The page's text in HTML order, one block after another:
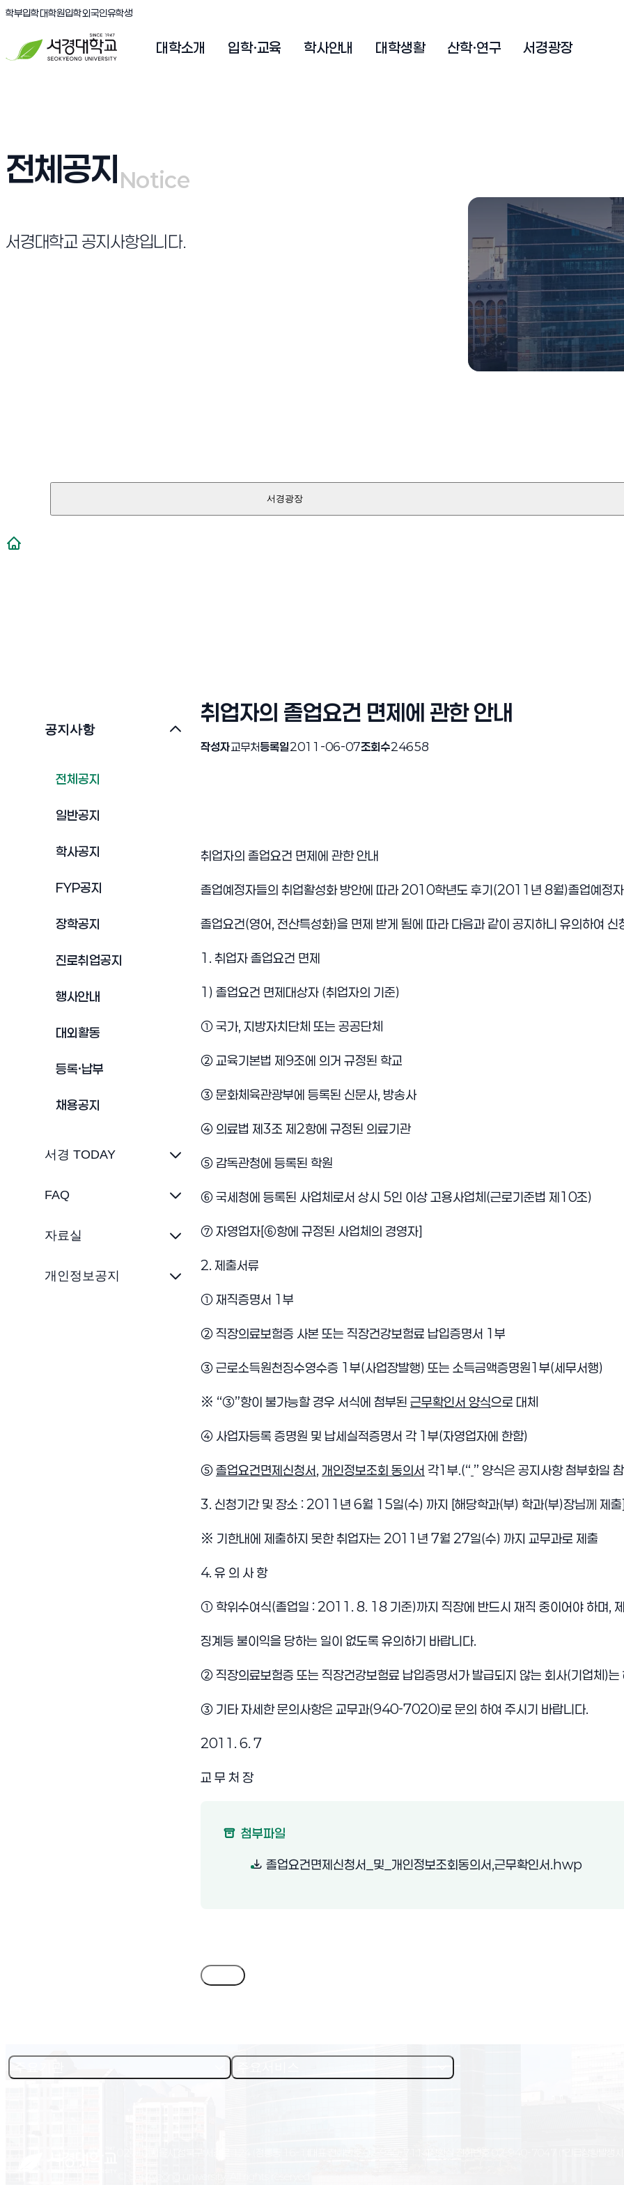
서경대학교
학부입학(새창 열림)
대학원입학(새창 열림)
외국인유학생(새창 열림)
대학소개 입학·교육 학사안내 대학생활 산학·연구 서경광장
전체공지 Notice
Notice
서경대학교 공지사항입니다.
서경광장
공지사항
전체공지
일반공지
학사공지
FYP공지
장학공지
진로취업공지
행사안내
대외활동
등록·납부
채용공지
서경 TODAY
FAQ
자료실
개인정보공지
취업자의 졸업요건 면제에 관한 안내
작성자교무처등록일2011-06-07조회수24658
취업자의 졸업요건 면제에 관한 안내
졸업예정자들의 취업활성화 방안에 따라 2010학년도 후기(2011년 8월)졸업예정
졸업요건(영어, 전산특성화)을 면제 받게 됨에 따라 다음과 같이 공지하니 유의하여 신
1. 취업자 졸업요건 면제
1) 졸업요건 면제대상자 (취업자의 기준)
① 국가, 지방자치단체 또는 공공단체
② 교육기본법 제9조에 의거 규정된 학교
③ 문화체육관광부에 등록된 신문사, 방송사
④ 의료법 제3조 제2항에 규정된 의료기관
⑤ 감독관청에 등록된 학원
⑥ 국세청에 등록된 사업체로서 상시 5인 이상 고용사업체(근로기준법 제10조)
⑦ 자영업자[⑥항에 규정된 사업체의 경영자]
2. 제출서류
① 재직증명서 1부
② 직장의료보험증 사본 또는 직장건강보험료 납입증명서 1부
③ 근로소득원천징수영수증 1부(사업장발행) 또는 소득금액증명원1부(세무서행)
※ “③”항이 불가능할 경우 서식에 첨부된 근무확인서 양식으로 대체
④ 사업자등록 증명원 및 납세실적증명서 각 1부(자영업자에 한함)
⑤졸업요건면제신청서, 개인정보조회 동의서 각1부.(“ ” 양식은 공지사항 첨부화일
3. 신청기간 및 장소 : 2011년 6월 15일(수) 까지 [해당학과(부) 학과(부)장님께 제
※ 기한내에 제출하지 못한 취업자는 2011년 7월 27일(수) 까지 교무과로 제출
4. 유 의 사 항
① 학위수여식(졸업일 : 2011. 8. 18 기준)까지 직장에 반드시 재직 중이어야 하며,
징계등 불이익을 당하는 일이 없도록 유의하기 바랍니다.
② 직장의료보험증 또는 직장건강보험료 납입증명서가 발급되지 않는 회사(기업체)는
③ 기타 자세한 문의사항은 교무과(940-7020)로 문의 하여 주시기 바랍니다.
2011. 6. 7
교 무 처 장
첨부파일
졸업요건면제신청서_및_개인정보조회동의서,근무확인서.hwp